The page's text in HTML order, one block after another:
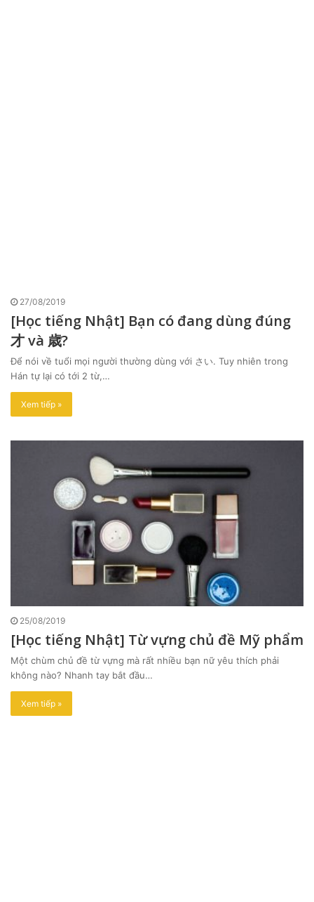
27/08/2019
[Học tiếng Nhật] Bạn có đang dùng đúng
才 và 歳?
Để nói về tuổi mọi người thường dùng với さい. Tuy nhiên trong
Hán tự lại có tới 2 từ,…
Xem tiếp »
25/08/2019
[Học tiếng Nhật] Từ vựng chủ đề Mỹ phẩm
Một chùm chủ đề từ vựng mà rất nhiều bạn nữ yêu thích phải
không nào? Nhanh tay bắt đầu…
Xem tiếp »